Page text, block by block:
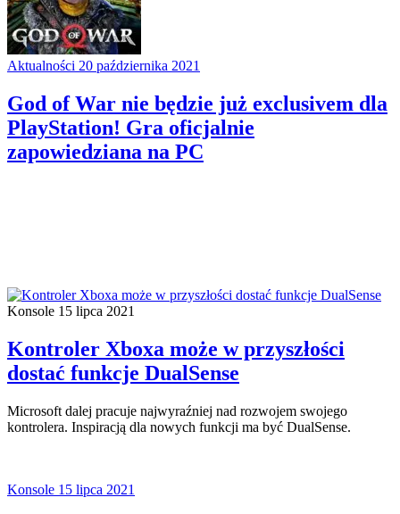
Aktualności 20 października 2021
God of War nie będzie już exclusivem dla
PlayStation! Gra oficjalnie
zapowiedziana na PC
Konsole 15 lipca 2021
Kontroler Xboxa może w przyszłości
dostać funkcje DualSense
Microsoft dalej pracuje najwyraźniej nad rozwojem swojego
kontrolera. Inspiracją dla nowych funkcji ma być DualSense.
Konsole 15 lipca 2021